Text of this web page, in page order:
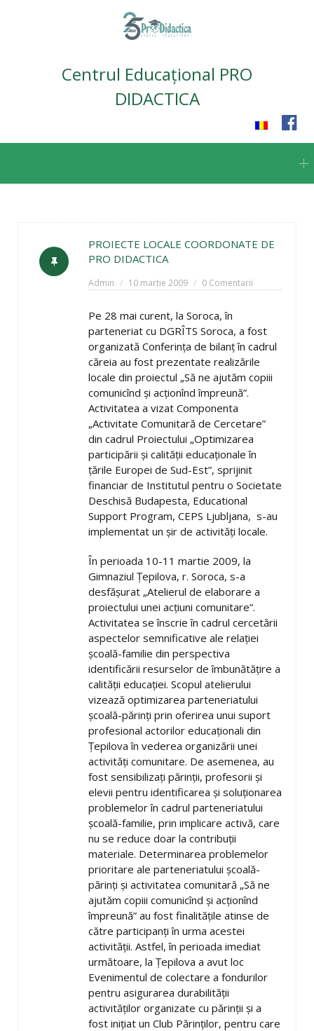
Centrul Educațional PRO
DIDACTICA
content
PROIECTE LOCALE COORDONATE DE
PRO DIDACTICA
Admin 10 martie 2009 0 Comentarii
Pe 28 mai curent, la Soroca, în
parteneriat cu DGRÎTS Soroca, a fost
organizată Conferinţa de bilanţ în cadrul
căreia au fost prezentate realizările
locale din proiectul „Să ne ajutăm copiii
comunicînd şi acţionînd împreună”.
Activitatea a vizat Componenta
„Activitate Comunitară de Cercetare”
din cadrul Proiectului „Optimizarea
participării şi calităţii educaţionale în
ţările Europei de Sud-Est”, sprijinit
financiar de Institutul pentru o Societate
Deschisă Budapesta, Educational
Support Program, CEPS Ljubljana, s-au
implementat un şir de activităţi locale.
În perioada 10-11 martie 2009, la
Gimnaziul Ţepilova, r. Soroca, s-a
desfăşurat „Atelierul de elaborare a
proiectului unei acţiuni comunitare”.
Activitatea se înscrie în cadrul cercetării
aspectelor semnificative ale relaţiei
şcoală-familie din perspectiva
identificării resurselor de îmbunătăţire a
calităţii educaţiei. Scopul atelierului
vizează optimizarea parteneriatului
şcoală-părinţi prin oferirea unui suport
profesional actorilor educaţionali din
Ţepilova în vederea organizării unei
activităţi comunitare. De asemenea, au
fost sensibilizaţi părinţii, profesorii şi
elevii pentru identificarea şi soluţionarea
problemelor în cadrul parteneriatului
şcoală-familie, prin implicare activă, care
nu se reduce doar la contribuţii
materiale. Determinarea problemelor
prioritare ale parteneriatului şcoală-
părinţi şi activitatea comunitară „Să ne
ajutăm copiii comunicînd şi acţionînd
împreună” au fost finalităţile atinse de
către participanţi în urma acestei
activităţii. Astfel, în perioada imediat
următoare, la Ţepilova a avut loc
Evenimentul de colectare a fondurilor
pentru asigurarea durabilităţii
activităţilor organizate cu părinţii şi a
fost iniţiat un Club Părinţilor, pentru care